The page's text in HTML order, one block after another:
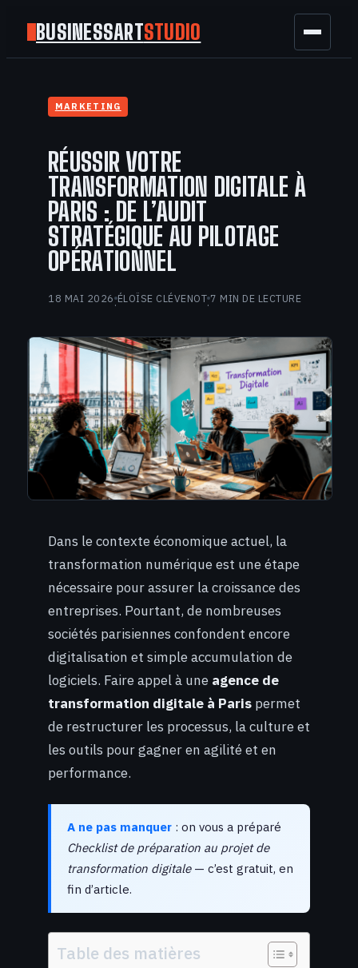
BUSINESSARTSTUDIO
FINANCE
TECH
GAMING
MARKETING
RÉUSSIR VOTRE
TRANSFORMATION DIGITALE À
PARIS : DE L’AUDIT
STRATÉGIQUE AU PILOTAGE
OPÉRATIONNEL
18 MAI 2026·ÉLOÏSE CLÉVENOT·7 MIN DE LECTURE
Dans le contexte économique actuel, la
transformation numérique est une étape
nécessaire pour assurer la croissance des
entreprises. Pourtant, de nombreuses
sociétés parisiennes confondent encore
digitalisation et simple accumulation de
logiciels. Faire appel à une agence de
transformation digitale à Paris permet
de restructurer les processus, la culture et
les outils pour gagner en agilité et en
performance.
A ne pas manquer : on vous a préparé
Checklist de préparation au projet de
transformation digitale— c’est gratuit, en
fin d’article.
Table des matières